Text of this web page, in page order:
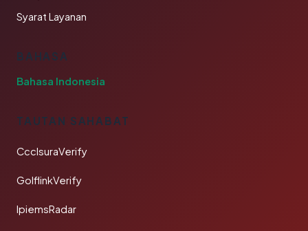
Syarat Layanan
BAHASA
Bahasa Indonesia
TAUTAN SAHABAT
CcclsuraVerify
GolflinkVerify
IpiemsRadar